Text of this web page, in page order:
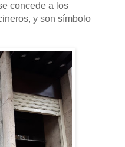
concede a los
y son símbolo